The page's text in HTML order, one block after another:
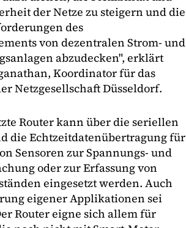
der Netze zu steigern und die
des
von dezentralen Strom- und
abzudecken", erklärt
Koordinator für das
Netzgesellschaft Düsseldorf.
Router kann über die seriellen
die Echtzeitdatenübertragung für
Sensoren zur Spannungs- und
oder zur Erfassung von
eingesetzt werden. Auch
eigener Applikationen sei
Router eigne sich allem für